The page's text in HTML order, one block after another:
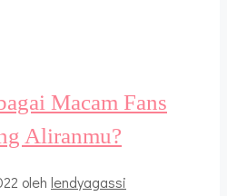
Macam Fans
Aliranmu?
oleh lendyagassi